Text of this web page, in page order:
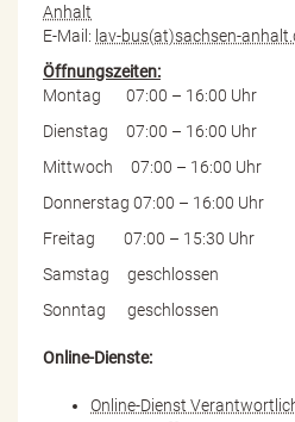
Anhalt
E-Mail: lav-bus(at)sachsen-
Öffnungszeiten:
Montag 07:00 – 16:00 Uhr
Dienstag 07:00 – 16:00 Uhr
Mittwoch 07:00 – 16:00 Uhr
Donnerstag 07:00 – 16:00 Uhr
Freitag 07:00 – 15:30 Uhr
Samstag geschlossen
Sonntag geschlossen
Online-Dienste:
Online-Dienst